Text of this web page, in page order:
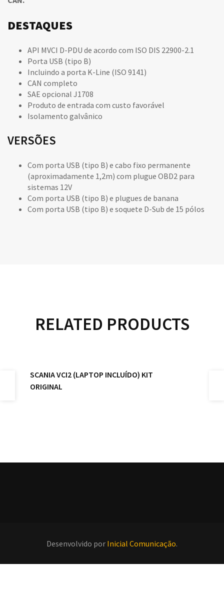
DESTAQUES
API MVCI D-PDU de acordo com ISO DIS 22900-2.1
Porta USB (tipo B)
Incluindo a porta K-Line (ISO 9141)
CAN completo
SAE opcional J1708
Produto de entrada com custo favorável
Isolamento galvânico
VERSÕES
Com porta USB (tipo B) e cabo fixo permanente
(aproximadamente 1,2m) com plugue OBD2 para
sistemas 12V
Com porta USB (tipo B) e plugues de banana
Com porta USB (tipo B) e soquete D-Sub de 15 pólos
RELATED PRODUCTS
SCANIA VCI2 (LAPTOP INCLUÍDO) KIT
ORIGINAL
Desenvolvido por Inicial Comunicação.